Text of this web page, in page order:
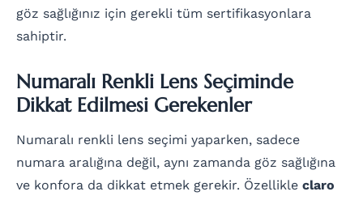
göz sağlığınız için gerekli tüm sertifikasyonlara
sahiptir.
Numaralı Renkli Lens Seçiminde
Dikkat Edilmesi Gerekenler
Numaralı renkli lens seçimi yaparken, sadece
numara aralığına değil, aynı zamanda göz sağlığına
ve konfora da dikkat etmek gerekir. Özellikle claro